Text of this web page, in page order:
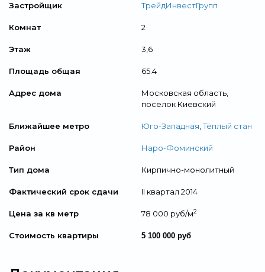
Застройщик ТрейдИнвестГрупп
Комнат 2
Этаж 3,6
Площадь общая 65.4
Адрес дома
Московская область,
поселок Киевский
Ближайшее метро Юго-Западная ,Тёплый стан
Район Наро-Фоминский
Тип дома Кирпично-монолитный
Фактический срок сдачи II квартал 2014
Цена за кв метр 78 000 руб/м2
Стоимость квартиры 5 100 000 руб